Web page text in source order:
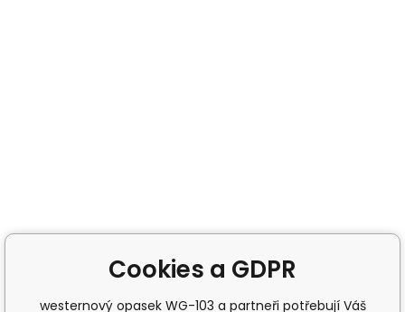
Cookies a GDPR
westernový opasek WG-103 a partneři potřebují Váš